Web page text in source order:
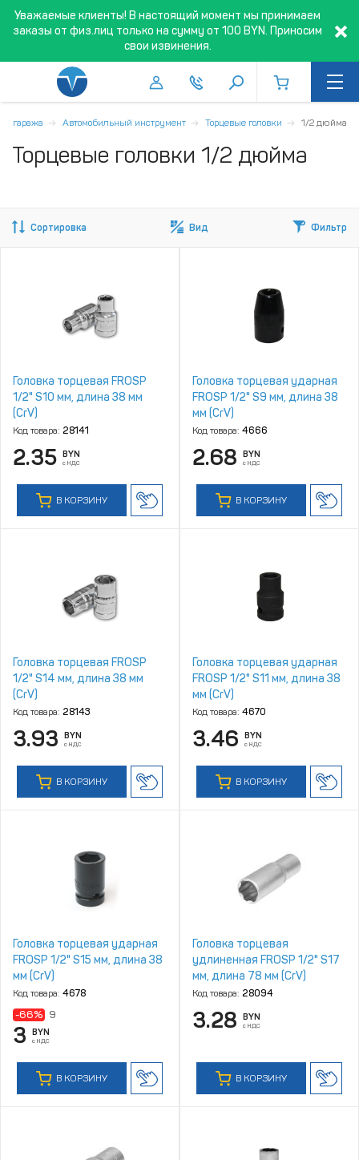
Уважаемые клиенты! В настоящий момент мы принимаем
заказы от физ.лиц только на сумму от 100 BYN. Приносим
свои извинения.
и гаража Автомобильный инструмент Торцевые головки 1/2 дюйма
Торцевые головки 1/2 дюйма
Сортировка Вид Фильтр
Головка торцевая FROSP
1/2" S10 мм, длина 38 мм
(CrV)
Код товара: 28141
2.35 BYN
с НДС
В КОРЗИНУ
Головка торцевая ударная
FROSP 1/2" S9 мм, длина 38
мм (CrV)
Код товара: 4666
2.68 BYN
с НДС
В КОРЗИНУ
Головка торцевая FROSP
1/2" S14 мм, длина 38 мм
(CrV)
Код товара: 28143
3.93 BYN
с НДС
В КОРЗИНУ
Головка торцевая ударная
FROSP 1/2" S11 мм, длина 38
мм (CrV)
Код товара: 4670
3.46 BYN
с НДС
В КОРЗИНУ
Головка торцевая ударная
FROSP 1/2" S15 мм, длина 38
мм (CrV)
Код товара: 4678
-66% 9
3 BYN
с НДС
В КОРЗИНУ
Головка торцевая
удлиненная FROSP 1/2" S17
мм, длина 78 мм (CrV)
Код товара: 28094
3.28 BYN
с НДС
В КОРЗИНУ